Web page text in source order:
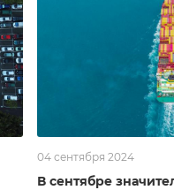
04 сентября 2024
В сентябре